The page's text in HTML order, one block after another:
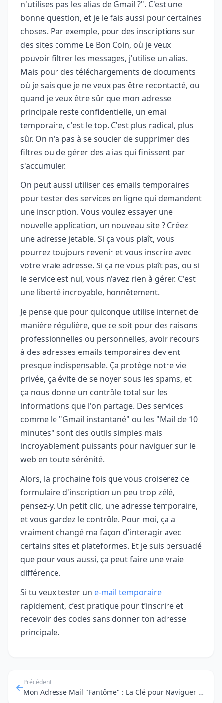
n'utilises pas les alias de Gmail ?". C'est une
bonne question, et je le fais aussi pour certaines
choses. Par exemple, pour des inscriptions sur
des sites comme Le Bon Coin, où je veux
pouvoir filtrer les messages, j'utilise un alias.
Mais pour des téléchargements de documents
où je sais que je ne veux pas être recontacté, ou
quand je veux être sûr que mon adresse
principale reste confidentielle, un email
temporaire, c'est le top. C'est plus radical, plus
sûr. On n'a pas à se soucier de supprimer des
filtres ou de gérer des alias qui finissent par
s'accumuler.
On peut aussi utiliser ces emails temporaires
pour tester des services en ligne qui demandent
une inscription. Vous voulez essayer une
nouvelle application, un nouveau site ? Créez
une adresse jetable. Si ça vous plaît, vous
pourrez toujours revenir et vous inscrire avec
votre vraie adresse. Si ça ne vous plaît pas, ou si
le service est nul, vous n'avez rien à gérer. C'est
une liberté incroyable, honnêtement.
Je pense que pour quiconque utilise internet de
manière régulière, que ce soit pour des raisons
professionnelles ou personnelles, avoir recours
à des adresses emails temporaires devient
presque indispensable. Ça protège notre vie
privée, ça évite de se noyer sous les spams, et
ça nous donne un contrôle total sur les
informations que l'on partage. Des services
comme le "Gmail instantané" ou les "Mail de 10
minutes" sont des outils simples mais
incroyablement puissants pour naviguer sur le
web en toute sérénité.
Alors, la prochaine fois que vous croiserez ce
formulaire d'inscription un peu trop zélé,
pensez-y. Un petit clic, une adresse temporaire,
et vous gardez le contrôle. Pour moi, ça a
vraiment changé ma façon d'interagir avec
certains sites et plateformes. Et je suis persuadé
que pour vous aussi, ça peut faire une vraie
différence.
Si tu veux tester un e-mail temporaire
rapidement, c’est pratique pour t’inscrire et
recevoir des codes sans donner ton adresse
principale.
Précédent
Mon Adresse Mail "Fantôme" : La Clé pour Naviguer Sans Laisser de Traces